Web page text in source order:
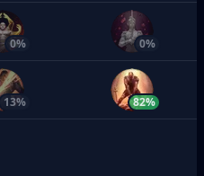
0% 0%
13% 82%